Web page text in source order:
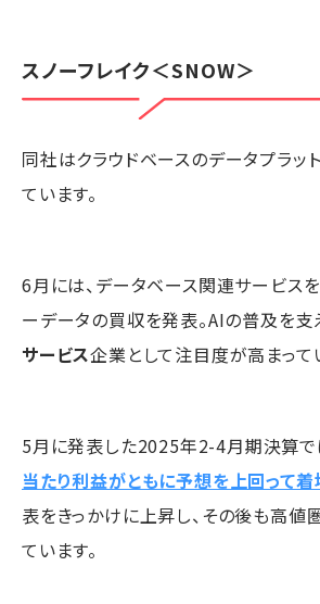
スノーフレイク＜SNOW＞
同社はクラウドベースのデータプラッ
ています。
6月には、データベース関連サービス
ーデータの買収を発表。AIの普及を支
サービス企業として注目度が高まって
5月に発表した2025年2-4月期決算で
当たり利益がともに予想を上回って着
表をきっかけに上昇し、その後も高値
ています。